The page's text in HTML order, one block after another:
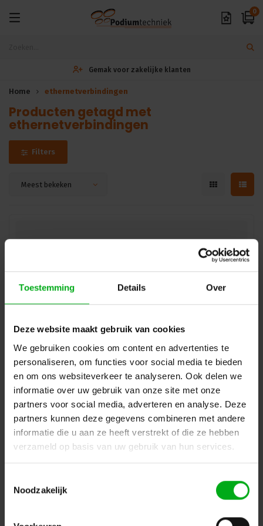
Toestemming Details Over
Deze website maakt gebruik van cookies
We gebruiken cookies om content en advertenties te
personaliseren, om functies voor social media te bieden
en om ons websiteverkeer te analyseren. Ook delen we
informatie over uw gebruik van onze site met onze
partners voor social media, adverteren en analyse. Deze
partners kunnen deze gegevens combineren met andere
informatie die u aan ze heeft verstrekt of die ze hebben
verzameld op basis van uw gebruik van hun services.
Noodzakelijk
0
Gemak voor zakelijke klanten
Home ethernetverbindingen
Producten getagd met
ethernetverbindingen
Filters
Meest bekeken
Neutrik | NE8FDV-Y110 | etherCON chassis-D IDC/110
Verwachtte levertijd 7-14 werkdagen
Login voor prijzen
Zaandam